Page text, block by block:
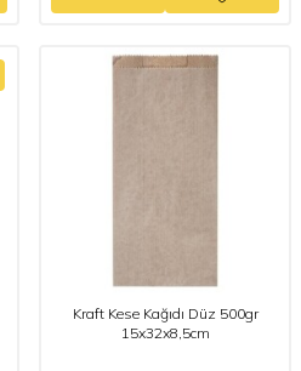
Kraft Kese Kağıdı Düz 500gr
15x32x8,5cm